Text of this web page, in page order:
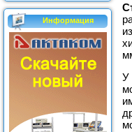
Информация
У